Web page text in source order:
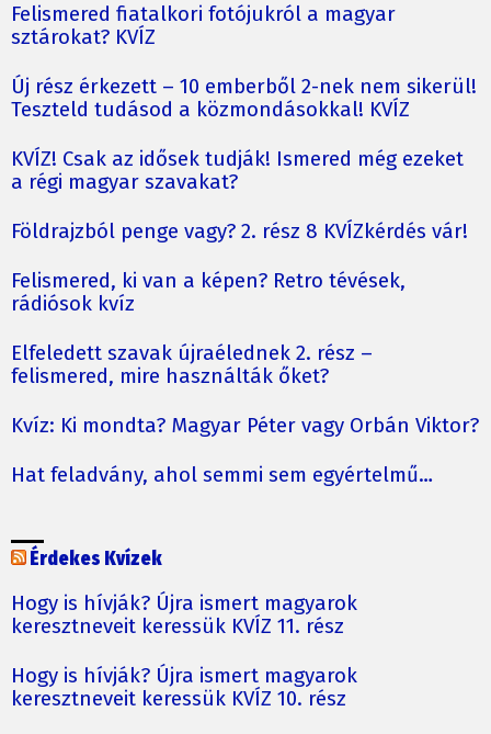
Felismered fiatalkori fotójukról a magyar
sztárokat? KVÍZ
Új rész érkezett – 10 emberből 2-nek nem sikerül!
Teszteld tudásod a közmondásokkal! KVÍZ
KVÍZ! Csak az idősek tudják! Ismered még ezeket
a régi magyar szavakat?
Földrajzból penge vagy? 2. rész 8 KVÍZkérdés vár!
Felismered, ki van a képen? Retro tévések,
rádiósok kvíz
Elfeledett szavak újraélednek 2. rész –
felismered, mire használták őket?
Kvíz: Ki mondta? Magyar Péter vagy Orbán Viktor?
Hat feladvány, ahol semmi sem egyértelmű…
Érdekes Kvízek
Hogy is hívják? Újra ismert magyarok
keresztneveit keressük KVÍZ 11. rész
Hogy is hívják? Újra ismert magyarok
keresztneveit keressük KVÍZ 10. rész